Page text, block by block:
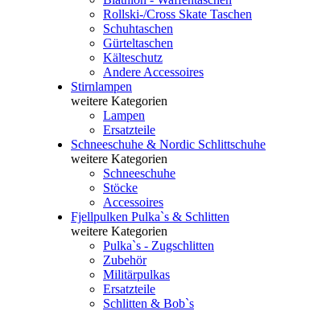
Rollski-/Cross Skate Taschen
Schuhtaschen
Gürteltaschen
Kälteschutz
Andere Accessoires
Stirnlampen
weitere Kategorien
Lampen
Ersatzteile
Schneeschuhe & Nordic Schlittschuhe
weitere Kategorien
Schneeschuhe
Stöcke
Accessoires
Fjellpulken Pulka`s & Schlitten
weitere Kategorien
Pulka`s - Zugschlitten
Zubehör
Militärpulkas
Ersatzteile
Schlitten & Bob`s